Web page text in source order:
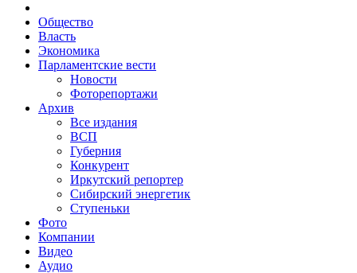
Общество
Власть
Экономика
Парламентские вести
Новости
Фоторепортажи
Архив
Все издания
ВСП
Губерния
Конкурент
Иркутский репортер
Сибирский энергетик
Ступеньки
Фото
Компании
Видео
Аудио